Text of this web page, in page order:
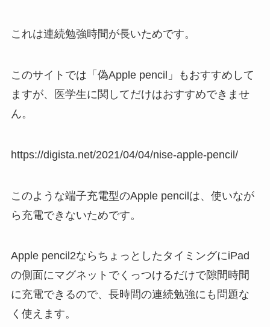
これは連続勉強時間が長いためです。
このサイトでは「偽Apple pencil」もおすすめして
ますが、医学生に関してだけはおすすめできませ
ん。
https://digista.net/2021/04/04/nise-apple-pencil/
このような端子充電型のApple pencilは、使いなが
ら充電できないためです。
Apple pencil2ならちょっとしたタイミングにiPad
の側面にマグネットでくっつけるだけで隙間時間
に充電できるので、長時間の連続勉強にも問題な
く使えます。